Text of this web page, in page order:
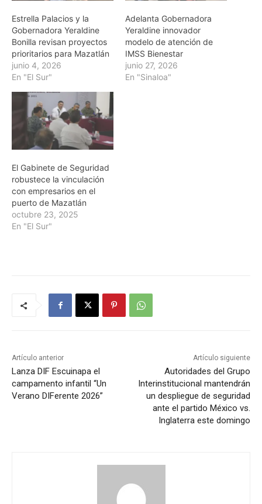
Estrella Palacios y la
Gobernadora Yeraldine
Bonilla revisan proyectos
prioritarios para Mazatlán
junio 4, 2026
En "El Sur"
Adelanta Gobernadora
Yeraldine innovador
modelo de atención de
IMSS Bienestar
junio 27, 2026
En "Sinaloa"
El Gabinete de Seguridad
robustece la vinculación
con empresarios en el
puerto de Mazatlán
octubre 23, 2025
En "El Sur"
Artículo anterior
Lanza DIF Escuinapa el
campamento infantil “Un
Verano DIFerente 2026”
Artículo siguiente
Autoridades del Grupo
Interinstitucional mantendrán
un despliegue de seguridad
ante el partido México vs.
Inglaterra este domingo